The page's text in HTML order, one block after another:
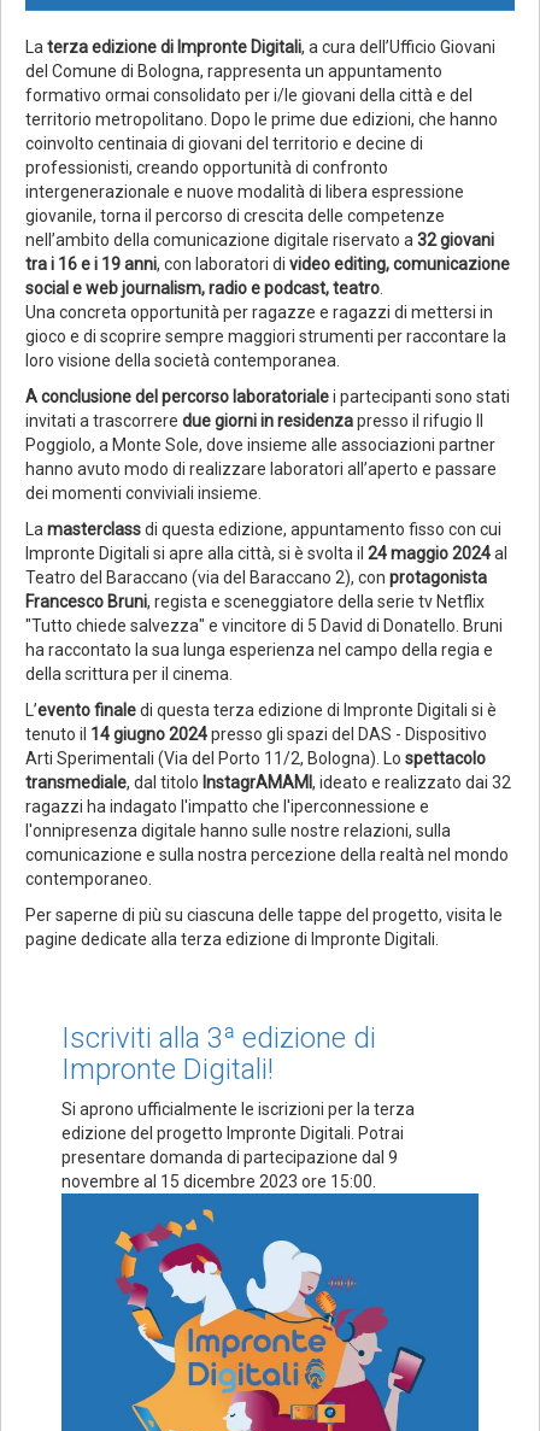
Laterza edizione di Impronte Digitali, a cura dell’Ufficio Giovani
del Comune di Bologna, rappresenta un appuntamento
formativo ormai consolidato per i/le giovani della città e del
territorio metropolitano. Dopo le prime due edizioni, che hanno
coinvolto centinaia di giovani del territorio e decine di
professionisti, creando opportunità di confronto
intergenerazionale e nuove modalità di libera espressione
giovanile, torna il percorso di crescita delle competenze
nell’ambito della comunicazione digitale riservato a32 giovani
tra i 16 e i 19 anni, con laboratori di video editing, comunicazione
social e web journalism, radio e podcast, teatro.
Una concreta opportunità per ragazze e ragazzi di mettersi in
gioco e di scoprire sempre maggiori strumenti per raccontare la
loro visione della società contemporanea.
A conclusione del percorso laboratorialei partecipanti sono stati
invitati a trascorrere due giorni in residenzapresso il rifugio Il
Poggiolo, a Monte Sole, dove insieme alle associazioni partner
hanno avuto modo di realizzare laboratori all’aperto e passare
dei momenti conviviali insieme.
Lamasterclassdi questa edizione, appuntamento fisso con cui
Impronte Digitali si apre alla città, si è svolta il 24 maggio 2024al
Teatro del Baraccano (via del Baraccano 2), con protagonista
Francesco Bruni, regista e sceneggiatore della serie tv Netflix
"Tutto chiede salvezza" e vincitore di 5 David di Donatello. Bruni
ha raccontato la sua lunga esperienza nel campo della regia e
della scrittura per il cinema.
L’evento finaledi questa terza edizione di Impronte Digitali si è
tenuto il 14 giugno 2024presso gli spazi del DAS - Dispositivo
Arti Sperimentali (Via del Porto 11/2, Bologna). Lo spettacolo
transmediale, dal titolo InstagrAMAMI , ideato e realizzato dai 32
ragazzi ha indagato l'impatto che l'iperconnessione e
l'onnipresenza digitale hanno sulle nostre relazioni, sulla
comunicazione e sulla nostra percezione della realtà nel mondo
contemporaneo.
Per saperne di più su ciascuna delle tappe del progetto, visita le
pagine dedicate alla terza edizione di Impronte Digitali.
Iscriviti alla 3ª edizione di
Impronte Digitali!
Si aprono ufficialmente le iscrizioni per la terza
edizione del progetto Impronte Digitali. Potrai
presentare domanda di partecipazione dal 9
novembre al 15 dicembre 2023 ore 15:00.